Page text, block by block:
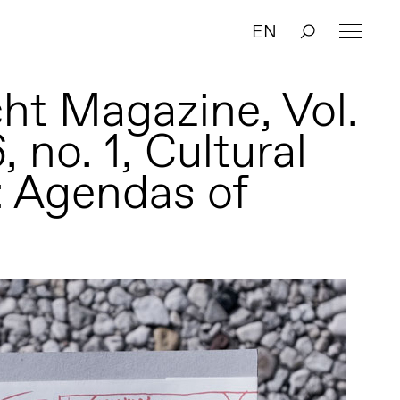
EN
Magazine, Vol.
no. 1, Cultural
Agendas of